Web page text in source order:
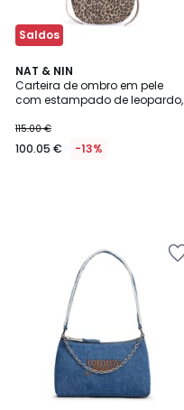
Saldos
NAT & NIN
Carteira de ombro em pele
com estampado de leopardo,
115.00 €
100.05 € -13%